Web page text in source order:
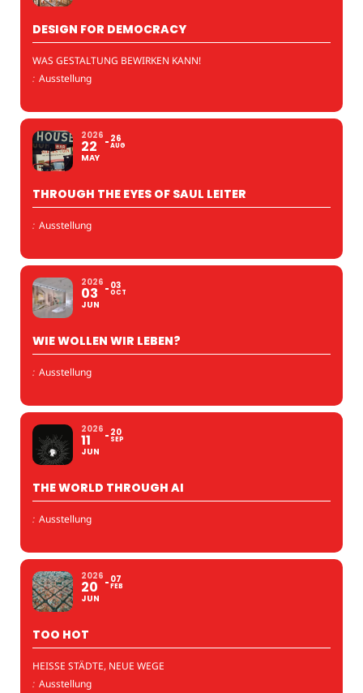
DESIGN FOR DEMOCRACY
WAS GESTALTUNG BEWIRKEN KANN!
: Ausstellung
2026
22
MAY
26
AUG
THROUGH THE EYES OF SAUL LEITER
: Ausstellung
2026
03
JUN
03
OCT
WIE WOLLEN WIR LEBEN?
: Ausstellung
2026
11
JUN
20
SEP
THE WORLD THROUGH AI
: Ausstellung
2026
20
JUN
07
FEB
TOO HOT
HEISSE STÄDTE, NEUE WEGE
: Ausstellung